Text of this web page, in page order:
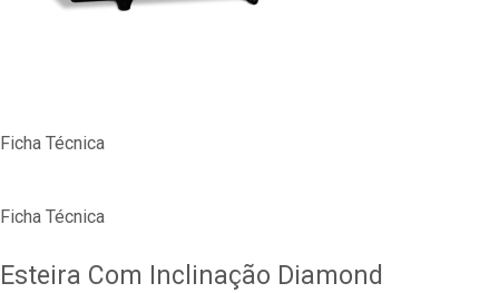
Ficha Técnica
Ficha Técnica
Esteira Com Inclinação Diamond